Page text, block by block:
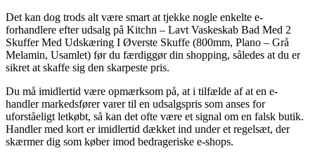
Det kan dog trods alt være smart at tjekke nogle enkelte e-
forhandlere efter udsalg på Kitchn – Lavt Vaskeskab Bad Med 2
Skuffer Med Udskæring I Øverste Skuffe (800mm, Plano – Grå
Melamin, Usamlet) før du færdiggør din shopping, således at du er
sikret at skaffe sig den skarpeste pris.
Du må imidlertid være opmærksom på, at i tilfælde af at en e-
handler markedsfører varer til en udsalgspris som anses for
uforståeligt letkøbt, så kan det ofte være et signal om en falsk butik.
Handler med kort er imidlertid dækket ind under et regelsæt, der
skærmer dig som køber imod bedrageriske e-shops.